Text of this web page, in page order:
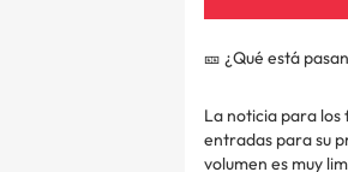
🎫 ¿Qué está
La noticia para los
entradas para su
volumen es muy